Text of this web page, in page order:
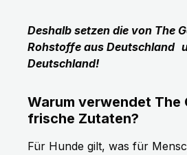
Deshalb setzen die von The
Rohstoffe aus Deutschland
Deutschland!
Warum verwendet The
frische Zutaten?
Für Hunde gilt, was für